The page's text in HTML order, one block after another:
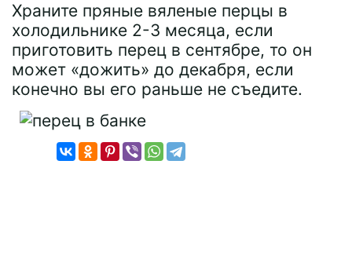
Храните пряные вяленые перцы в
холодильнике 2-3 месяца, если
приготовить перец в сентябре, то он
может «дожить» до декабря, если
конечно вы его раньше не съедите.